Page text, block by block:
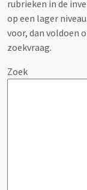
rubrieken in de
op een lager
voor, dan voldoen
zoekvraag.
Zoek